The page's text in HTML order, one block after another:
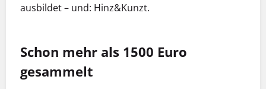
ausbildet – und: Hinz&Kunzt.
Schon mehr als 1500 Euro
gesammelt